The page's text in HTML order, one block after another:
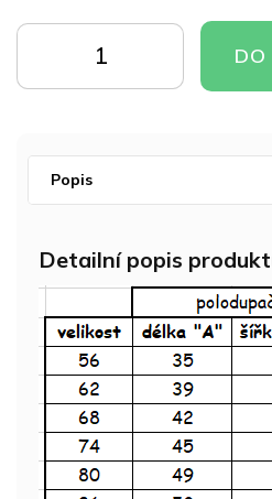
cena:
KOŠÍKU
KOŠÍKU
DO
Popis
Detailní popis